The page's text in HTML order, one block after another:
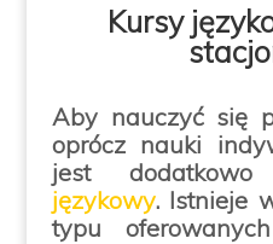
Kursy
Aby nauczyć się
oprócz nauki
jest
językowy. Istnieje
typu